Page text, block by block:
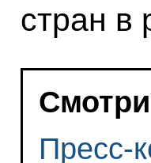
стран в
Пресс-